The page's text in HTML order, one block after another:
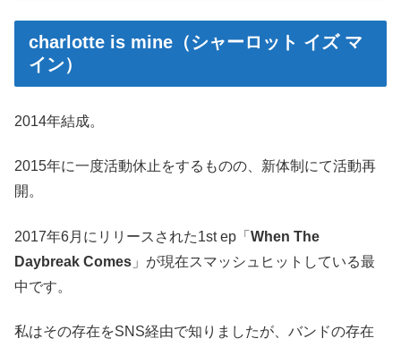
charlotte is mine（シャーロット イズ マ
イン）
2014年結成。
2015年に一度活動休止をするものの、新体制にて活動再
開。
2017年6月にリリースされた1st ep「 When The
Daybreak Comes 」が現在スマッシュヒットしている最
中です。
私はその存在をSNS経由で知りましたが、バンドの存在